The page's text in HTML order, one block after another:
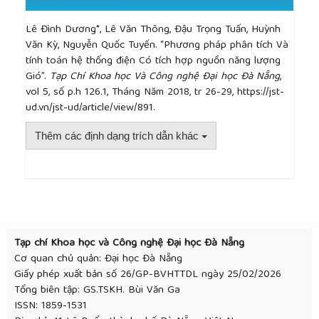
Lê Đình Dương*, Lê Văn Thông, Đậu Trọng Tuấn, Huỳnh
Văn Kỳ, Nguyễn Quốc Tuyến. “Phương pháp phân tích Và
tính toán hệ thống điện Có tích hợp nguồn năng lượng
Gió”. Tạp Chí Khoa học Và Công nghệ Đại học Đà Nẵng,
vol 5, số p.h 126.1, Tháng Năm 2018, tr 26-29, https://jst-
ud.vn/jst-ud/article/view/891.
Thêm các định dạng trích dẫn khác
Tạp chí Khoa học và Công nghệ Đại học Đà Nẵng
Cơ quan chủ quản: Đại học Đà Nẵng
Giấy phép xuất bản số 26/GP-BVHTTDL ngày 25/02/2026
Tổng biên tập: GS.TSKH. Bùi Văn Ga
ISSN: 1859-1531